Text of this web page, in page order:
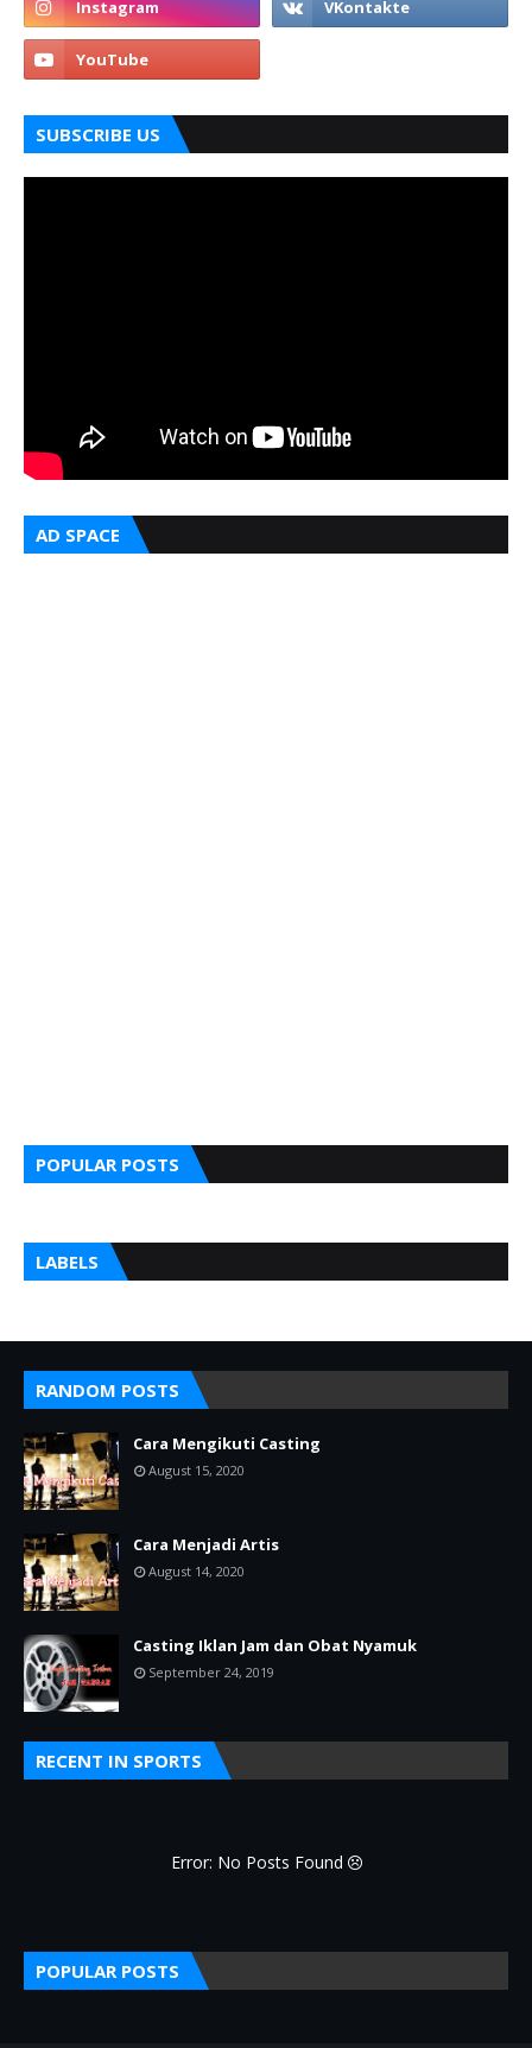
SUBSCRIBE US
AD SPACE
POPULAR POSTS
LABELS
RANDOM POSTS
Cara Mengikuti Casting
August 15, 2020
Cara Menjadi Artis
August 14, 2020
Casting Iklan Jam dan Obat Nyamuk
September 24, 2019
RECENT IN SPORTS
Error: No Posts Found
POPULAR POSTS